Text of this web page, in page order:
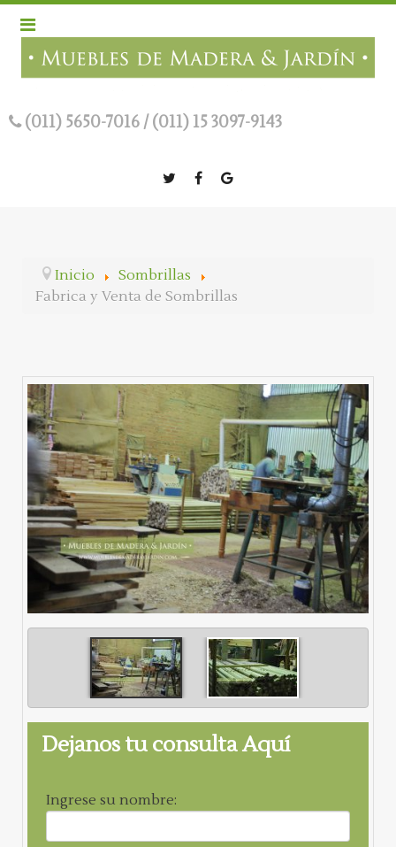
(011) 5650-7016 /(011) 15 3097-9143
Inicio
Sombrillas
Fabrica y Venta de Sombrillas
Dejanos tu consulta Aquí
Ingrese su nombre: